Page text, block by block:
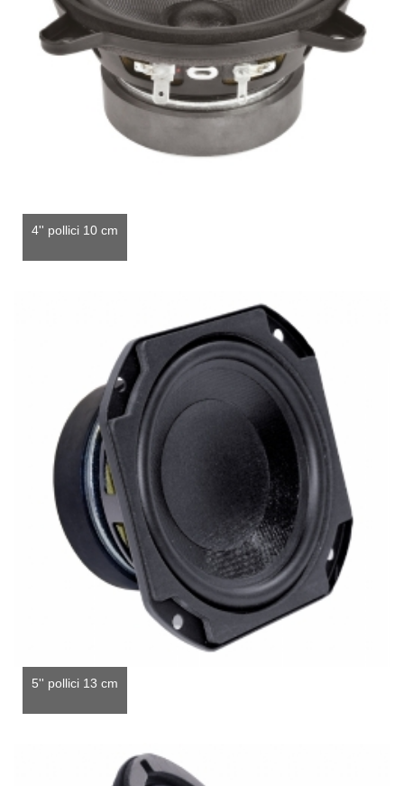
4'' pollici 10 cm
5'' pollici 13 cm